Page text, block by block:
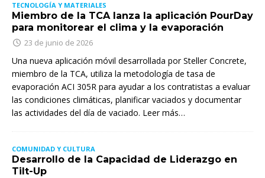
TECNOLOGÍA Y MATERIALES
Miembro de la TCA lanza la aplicación PourDay
para monitorear el clima y la evaporación
23 de junio de 2026
Una nueva aplicación móvil desarrollada por Steller Concrete,
miembro de la TCA, utiliza la metodología de tasa de
evaporación ACI 305R para ayudar a los contratistas a evaluar
las condiciones climáticas, planificar vaciados y documentar
las actividades del día de vaciado. Leer más…
COMUNIDAD Y CULTURA
Desarrollo de la Capacidad de Liderazgo en
Tilt-Up